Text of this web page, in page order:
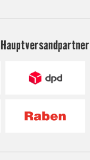
Hauptversandpartner